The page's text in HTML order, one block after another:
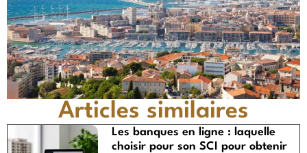
Articles similaires
Les banques en ligne : laquelle
choisir pour son SCI pour obtenir